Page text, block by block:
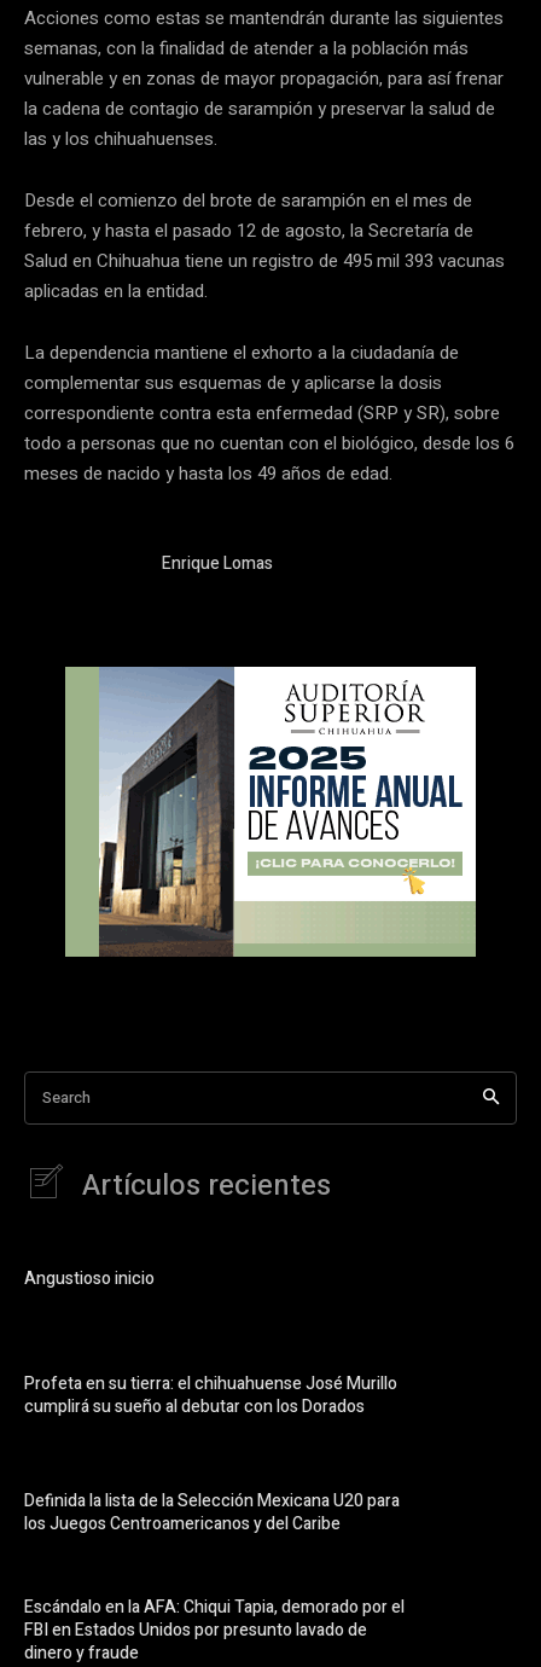
Acciones como estas se mantendrán durante las siguientes
semanas, con la finalidad de atender a la población más
vulnerable y en zonas de mayor propagación, para así frenar
la cadena de contagio de sarampión y preservar la salud de
las y los chihuahuenses.
Desde el comienzo del brote de sarampión en el mes de
febrero, y hasta el pasado 12 de agosto, la Secretaría de
Salud en Chihuahua tiene un registro de 495 mil 393 vacunas
aplicadas en la entidad.
La dependencia mantiene el exhorto a la ciudadanía de
complementar sus esquemas de y aplicarse la dosis
correspondiente contra esta enfermedad (SRP y SR), sobre
todo a personas que no cuentan con el biológico, desde los 6
meses de nacido y hasta los 49 años de edad.
Enrique Lomas
Search
Artículos recientes
Angustioso inicio
Profeta en su tierra: el chihuahuense José Murillo
cumplirá su sueño al debutar con los Dorados
Definida la lista de la Selección Mexicana U20 para
los Juegos Centroamericanos y del Caribe
Escándalo en la AFA: Chiqui Tapia, demorado por el
FBI en Estados Unidos por presunto lavado de
dinero y fraude